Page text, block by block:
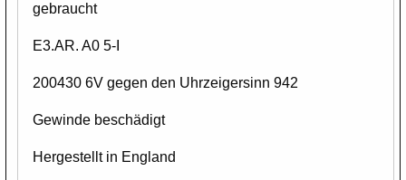
gebraucht
E3.AR. A0 5-I
200430 6V gegen den Uhrzeigersinn 942
Gewinde beschädigt
Hergestellt in England